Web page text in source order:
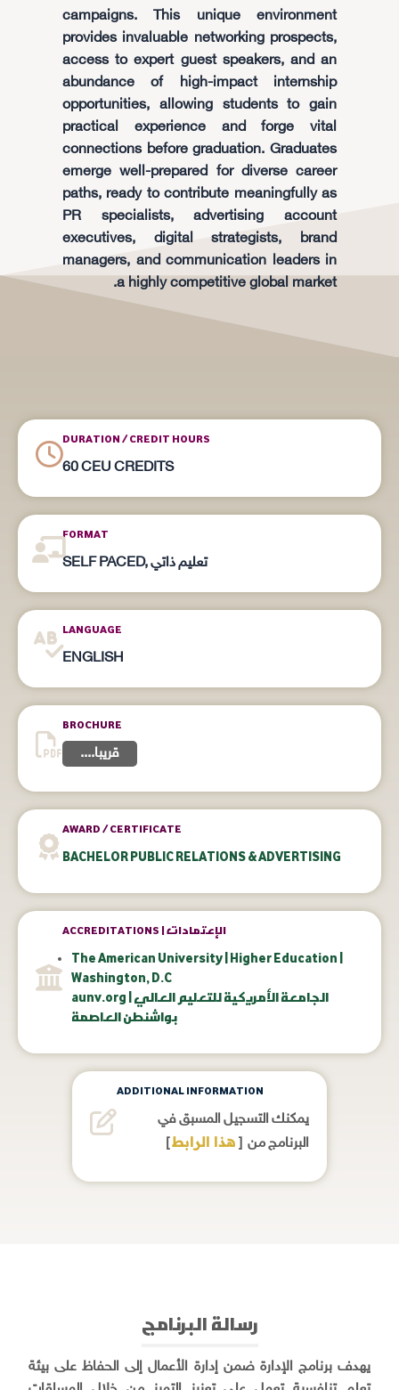
campaigns. This unique environment
provides invaluable networking prospects,
access to expert guest speakers, and an
abundance of high-impact internship
opportunities, allowing students to gain
practical experience and forge vital
connections before graduation. Graduates
emerge well-prepared for diverse career
paths, ready to contribute meaningfully as
PR specialists, advertising account
executives, digital strategists, brand
managers, and communication leaders in
a highly competitive global market.
DURATION / CREDIT HOURS
60 CEU CREDITS
FORMAT
SELF PACED, تعليم ذاتي
LANGUAGE
ENGLISH
BROCHURE
....قريبا
AWARD / CERTIFICATE
BACHELOR PUBLIC RELATIONS & ADVERTISING
ACCREDITATIONS | الإعتمادات
The American University | Higher Education |
Washington, D.C
aunv.org | الجامعة الأمريكية للتعليم العالي
بواشنطن العاصمة
ADDITIONAL INFORMATION
يمكنك التسجيل المسبق في
البرنامج من [ هذا الرابط]
رسالة البرنامج
يهدف برنامج الإدارة ضمن إدارة الأعمال إلى الحفاظ على بيئة